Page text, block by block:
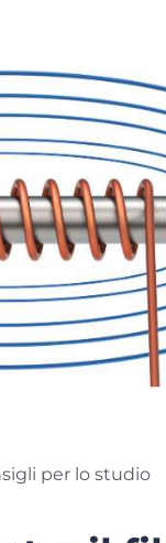
per lo studio